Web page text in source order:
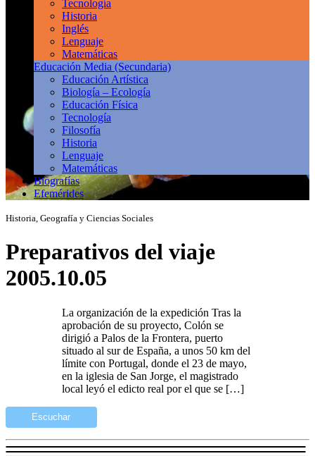
Tecnología
Historia
Inglés
Lenguaje
Matemáticas
Educación Media (Secundaria)
Educación Artística
Biología – Ecología
Educación Física
Tecnología
Filosofía
Historia
Lenguaje
Matemáticas
Biografías
Efemérides
Historia, Geografía y Ciencias Sociales
Preparativos del viaje
2005.10.05
La organización de la expedición Tras la
aprobación de su proyecto, Colón se
dirigió a Palos de la Frontera, puerto
situado al sur de España, a unos 50 km del
límite con Portugal, donde el 23 de mayo,
en la iglesia de San Jorge, el magistrado
local leyó el edicto real por el que se […]
Escuchar